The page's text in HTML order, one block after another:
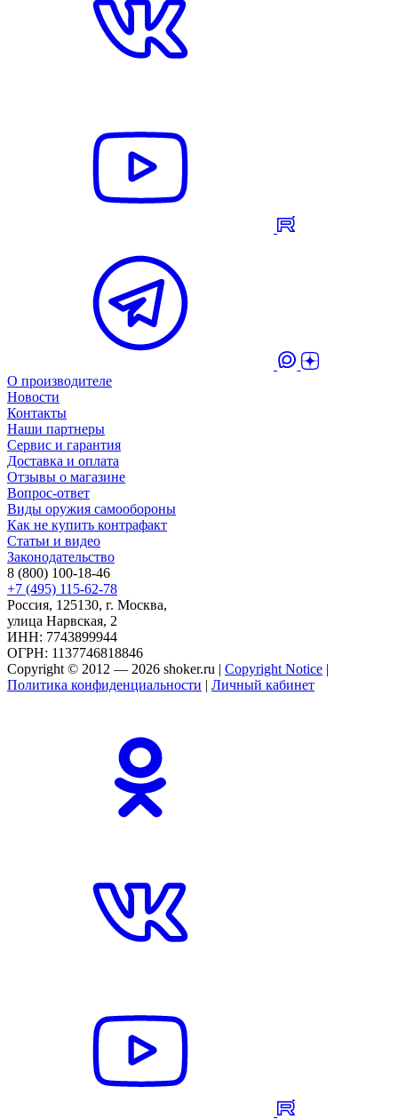
О производителе
Новости
Контакты
Наши партнеры
Сервис и гарантия
Доставка и оплата
Отзывы о магазине
Вопрос-ответ
Виды оружия самообороны
Как не купить контрафакт
Статьи и видео
Законодательство
8 (800) 100-18-46
+7 (495) 115-62-78
Россия, 125130, г. Москва,
улица Нарвская, 2
ИНН: 7743899944
ОГРН: 1137746818846
Copyright © 2012 — 2026 shoker.ru | Copyright Notice |
Политика конфиденциальности | Личный кабинет